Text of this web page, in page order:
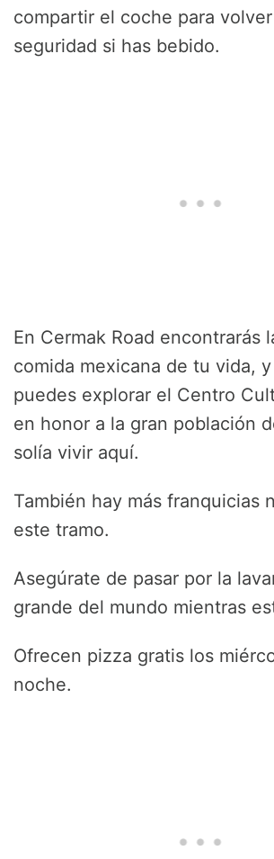
compartir el coche para
seguridad si has bebido.
En Cermak Road encontrarás
comida mexicana de tu vida,
puedes explorar el Centro
en honor a la gran población
solía vivir aquí.
También hay más franquicias
este tramo.
Asegúrate de pasar por la
grande del mundo mientras
Ofrecen pizza gratis los
noche.